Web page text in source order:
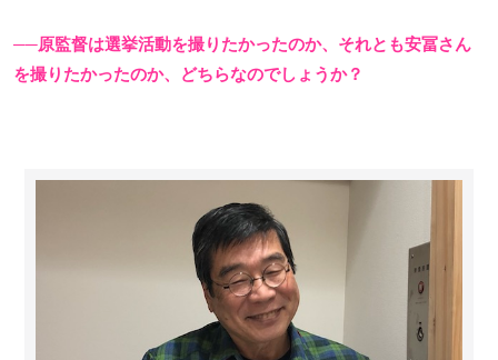
──原監督は選挙活動を撮りたかったのか、それとも安冨さん
を撮りたかったのか、どちらなのでしょうか？